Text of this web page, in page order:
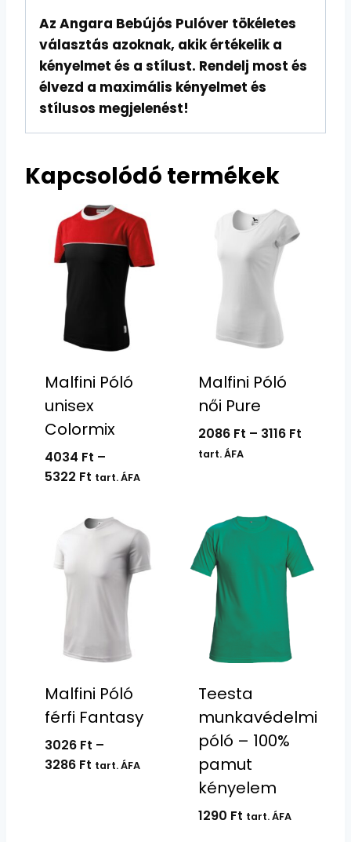
Az Angara Bebújós Pulóver tökéletes
választás azoknak, akik értékelik a
kényelmet és a stílust. Rendelj most és
élvezd a maximális kényelmet és
stílusos megjelenést!
Kapcsolódó termékek
Malfini Póló
unisex
Colormix
4034 Ft –
5322 FtÁrtartomány:
-
5322 Ft
tart. ÁFA
Malfini Póló
női Pure
2086 Ft – 3116 Ft
tart. ÁFA
Malfini Póló
férfi Fantasy
3026 Ft –
3286 FtÁrtartomány:
tart. ÁFA
Teesta
munkavédelmi
póló – 100%
pamut
kényelem
1290 Ft tart. ÁFA